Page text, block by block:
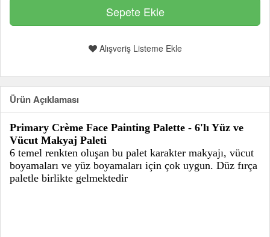
Alışveriş Listeme Ekle
Ürün Açıklaması
Primary Crème Face Painting Palette - 6'lı Yüz ve
Vücut Makyaj Paleti
6 temel renkten oluşan bu palet karakter makyajı, vücut
boyamaları ve yüz boyamaları için çok uygun. Düz fırça
paletle birlikte gelmektedir